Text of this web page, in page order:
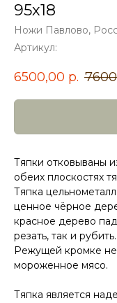
95х18
Ножи Павлово,
Артикул:
6500,00 р.
Тяпки отковываны
обеих плоскостях
Тяпка
ценное чёрное
красное дерево
резать, так и
Режущей кромке не
мороженное мясо.
Тяпка является